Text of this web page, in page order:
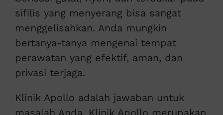
sifilis yang menyerang bisa sangat
menggelisahkan. Anda mungkin
bertanya-tanya mengenai tempat
perawatan yang efektif, aman, dan
privasi terjaga.
Klinik Apollo adalah jawaban untuk